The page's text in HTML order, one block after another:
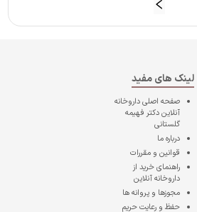
لینک های مفید
صفحه اصلیداروخانه
آنلاین دکتر فهیمه
گلستانی
درباره ما
قوانین و مقررات
راهنمای خرید از
داروخانه آنلاین
مجوزها و پروانه ها
حفظ و رعایت حریم